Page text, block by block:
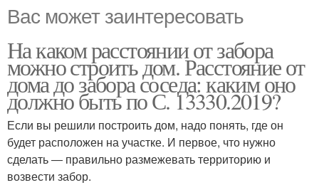
Вас может заинтересовать
На каком расстоянии от забора
можно строить дом. Расстояние от
дома до забора соседа: каким оно
должно быть по С. 13330.2019?
Если вы решили построить дом, надо понять, где он
будет расположен на участке. И первое, что нужно
сделать ― правильно размежевать территорию и
возвести забор.